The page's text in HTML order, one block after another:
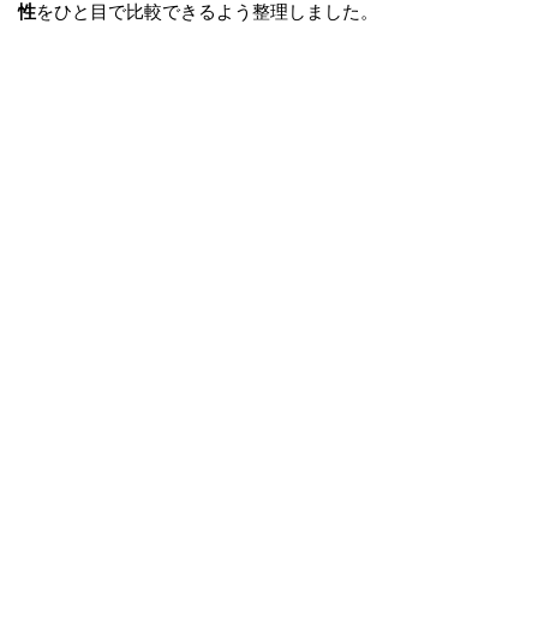
性をひと目で比較できるよう整理しました。